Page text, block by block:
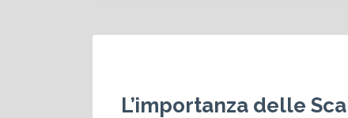
L’importanza delle